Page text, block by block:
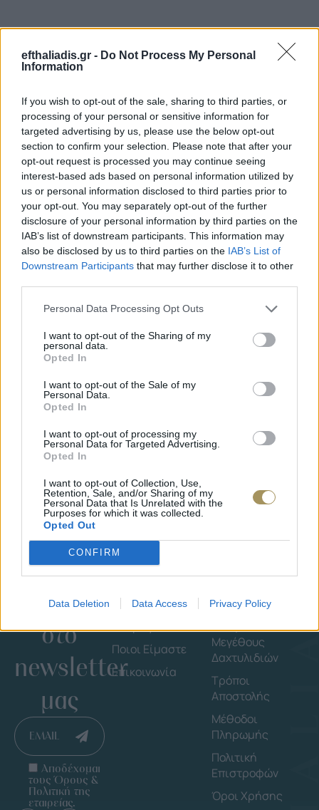
efthaliadis.gr - Do Not Process My Personal
Information
If you wish to opt-out of the sale, sharing to third parties, or
processing of your personal or sensitive information for
targeted advertising by us, please use the below opt-out
section to confirm your selection. Please note that after your
opt-out request is processed you may continue seeing
interest-based ads based on personal information utilized by
us or personal information disclosed to third parties prior to
your opt-out. You may separately opt-out of the further
disclosure of your personal information by third parties on the
IAB’s list of downstream participants. This information may
also be disclosed by us to third parties on the IAB’s List of
Downstream Participants that may further disclose it to other
Personal Data Processing Opt Outs
I want to opt-out of the Sharing of my
personal data.
Opted In
I want to opt-out of the Sale of my
Personal Data.
Opted In
I want to opt-out of processing my
Personal Data for Targeted Advertising.
Opted In
I want to opt-out of Collection, Use,
Retention, Sale, and/or Sharing of my
Personal Data that Is Unrelated with the
Purposes for which it was collected.
Opted Out
CONFIRM
Data Deletion Data Access Privacy Policy
Επιλογές Που Ταιριάζουν
Ανακαλύψτε τα κοσμήματα που αγαπήθηκαν περισσότερο!
Εδώ θα βρείτε τις κορυφαίες επιλογές που ξεχωρίζουν για
το μοναδικό τους στυλ και την εξαιρετική τους ποιότητα.
-10%
ΔΙΑΜΆΝΤΙ 0.35CT
€1.737€
Εγγράψου
στο
newsletter
μας
EMAIL
Αποδέχομαι
τους Όρους &
Πολιτική της
εταιρείας.
Εταιρεία
Shop By Brand
Ποιοι Είμαστε
Επικοινωνία
Οδηγός
Μεγέθους
Δαχτυλιδιών
Τρόποι
Αποστολής
Μέθοδοι
Πληρωμής
Πολιτική
Επιστροφών
Όροι Χρήσης